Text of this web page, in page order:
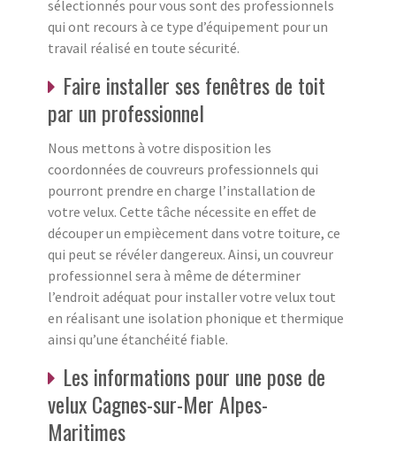
sélectionnés pour vous sont des professionnels
qui ont recours à ce type d’équipement pour un
travail réalisé en toute sécurité.
Faire installer ses fenêtres de toit
par un professionnel
Nous mettons à votre disposition les
coordonnées de couvreurs professionnels qui
pourront prendre en charge l’installation de
votre velux. Cette tâche nécessite en effet de
découper un empiècement dans votre toiture, ce
qui peut se révéler dangereux. Ainsi, un couvreur
professionnel sera à même de déterminer
l’endroit adéquat pour installer votre velux tout
en réalisant une isolation phonique et thermique
ainsi qu’une étanchéité fiable.
Les informations pour une pose de
velux Cagnes-sur-Mer Alpes-
Maritimes